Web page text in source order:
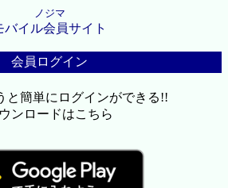
ノジマ
バイル会員サイト
会員ログイン
と簡単にログインができる!!
ンロードはこちら